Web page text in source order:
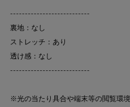
---------------------------
裏地：なし
ストレッチ：あり
透け感：なし
---------------------------
※光の当たり具合や端末等の閲覧環